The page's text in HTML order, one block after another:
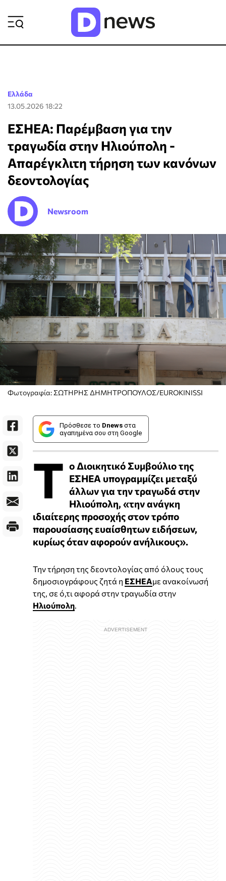
Ελλάδα
13.05.2026 18:22
ΕΣΗΕΑ: Παρέμβαση για την
τραγωδία στην Ηλιούπολη -
Aπαρέγκλιτη τήρηση των κανόνων
δεοντολογίας
Newsroom
Φωτογραφία: ΣΩΤΗΡΗΣ ΔΗΜΗΤΡΟΠΟΥΛΟΣ/EUROKINISSI
Πρόσθεσε το Dnews στα
αγαπημένα σου στη Google
Τ ο Διοικητικό Συμβούλιο της
ΕΣΗΕΑ υπογραμμίζει μεταξύ
άλλων για την τραγωδά στην
Ηλιούπολη, «την ανάγκη
ιδιαίτερης προσοχής στον τρόπο
παρουσίασης ευαίσθητων ειδήσεων,
κυρίως όταν αφορούν ανήλικους».
Την τήρηση της δεοντολογίας από όλους τους
δημοσιογράφους ζητά η ΕΣΗΕΑμε ανακοίνωσή
της, σε ό,τι αφορά στην τραγωδία στην
Ηλιούπολη